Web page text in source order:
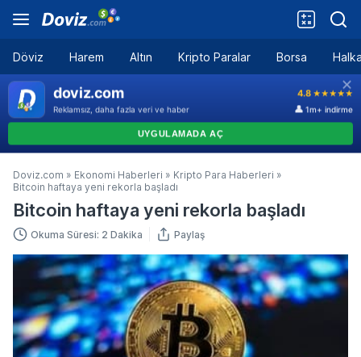
Döviz Harem Altın Kripto Paralar Borsa
Doviz.com » Ekonomi Haberleri » Kripto Para Haberleri »
Bitcoin haftaya yeni rekorla başladı
Bitcoin haftaya yeni rekorla başladı
Okuma Süresi: 2 Dakika Paylaş